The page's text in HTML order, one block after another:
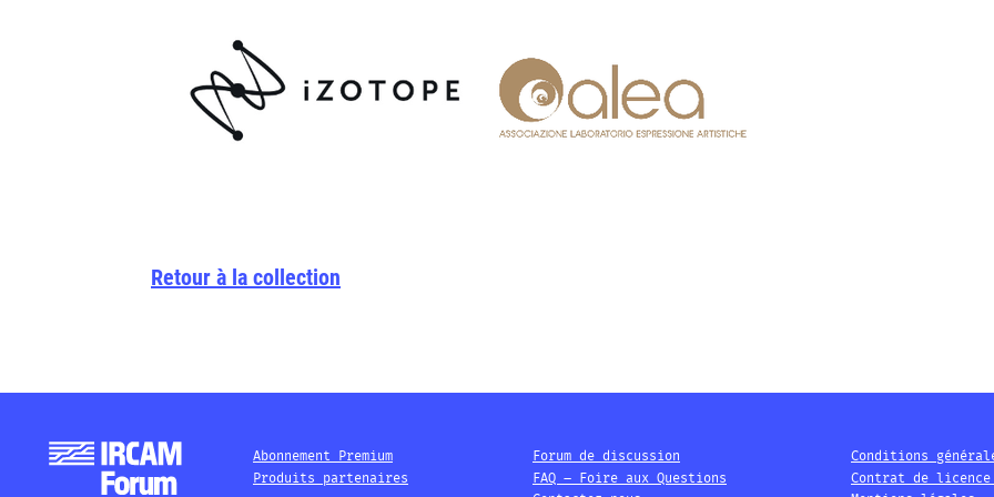
Retour à la collection
Abonnement Premium
Produits partenaires
Forum de discussion
FAQ – Foire aux Questions
Conditions
Contrat de licence